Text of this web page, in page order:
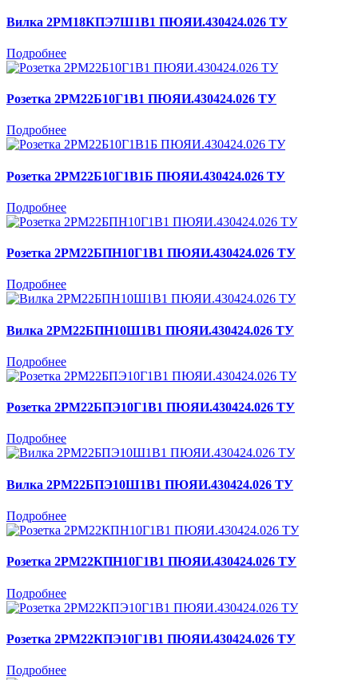
Вилка 2РМ18КПЭ7Ш1В1 ПЮЯИ.430424.026 ТУ
Подробнее
Розетка 2РМ22Б10Г1В1 ПЮЯИ.430424.026 ТУ
Подробнее
Розетка 2РМ22Б10Г1В1Б ПЮЯИ.430424.026 ТУ
Подробнее
Розетка 2РМ22БПН10Г1В1 ПЮЯИ.430424.026 ТУ
Подробнее
Вилка 2РМ22БПН10Ш1В1 ПЮЯИ.430424.026 ТУ
Подробнее
Розетка 2РМ22БПЭ10Г1В1 ПЮЯИ.430424.026 ТУ
Подробнее
Вилка 2РМ22БПЭ10Ш1В1 ПЮЯИ.430424.026 ТУ
Подробнее
Розетка 2РМ22КПН10Г1В1 ПЮЯИ.430424.026 ТУ
Подробнее
Розетка 2РМ22КПЭ10Г1В1 ПЮЯИ.430424.026 ТУ
Подробнее